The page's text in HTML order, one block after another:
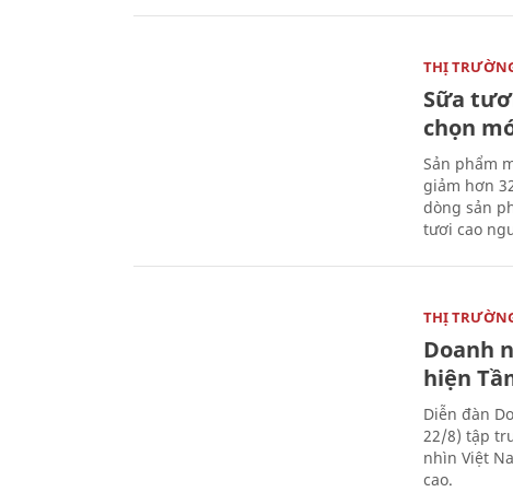
THỊ
Sữa
chọn
Sản phẩm
giảm hơn
dòng sản
tươi cao
THỊ
Doanh
hiện
Diễn đàn
22/8) tập
nhìn Việt
cao.